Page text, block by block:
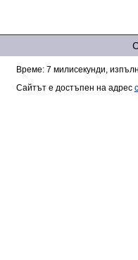
Време: 7 милисекунди,
Сайтът е достъпен на адрес